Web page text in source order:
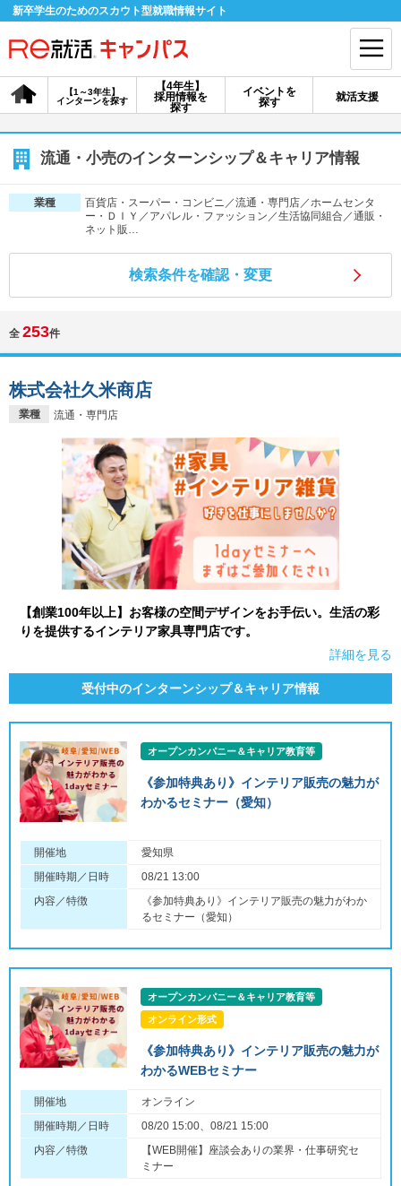
新卒学生のためのスカウト型就職情報サイト
【4年生】
採用情報を
探す
【1～3年生】
インターンを探す
イベントを
探す
就活支援
会員登録 ログイン
会員ID・パスワードを忘れた方はこちら
探す
【4年生】
【4年生】
説明会を探す
【1～3年生】
イベントを探す
就活ノウハウ・サポート
就活ノウハウが満載！ お役立ち記事・相談室など
適職診断
あなたに合う仕事を診断！
就活チャンネル
就活ニュースペーパー
就活時事ニュースを更新
よくある質問
不明点があればこちら
流通・小売のインターンシップ＆キャリア情報
業種
百貨店・スーパー・コンビニ／流通・専門店／ホームセンタ
ー・ＤＩＹ／アパレル・ファッション／生活協同組合／通販・
ネット販…
検索条件を確認・変更
全 253件
業種 流通・専門店
株式会社久米商店
【創業100年以上】お客様の空間デザインをお手伝い。生活の彩
りを提供するインテリア家具専門店です。
詳細を見る
受付中のインターンシップ＆キャリア情報
オープンカンパニー＆キャリア教育等
《参加特典あり》インテリア販売の魅力が
わかるセミナー（愛知）
開催地
愛知県
開催時期／日時
08/21 13:00
内容／特徴
《参加特典あり》インテリア販売の魅力がわか
るセミナー（愛知）
オープンカンパニー＆キャリア教育等
オンライン形式
《参加特典あり》インテリア販売の魅力が
わかるWEBセミナー
開催地
オンライン
開催時期／日時
08/20 15:00、08/21 15:00
内容／特徴
【WEB開催】座談会ありの業界・仕事研究セ
ミナー